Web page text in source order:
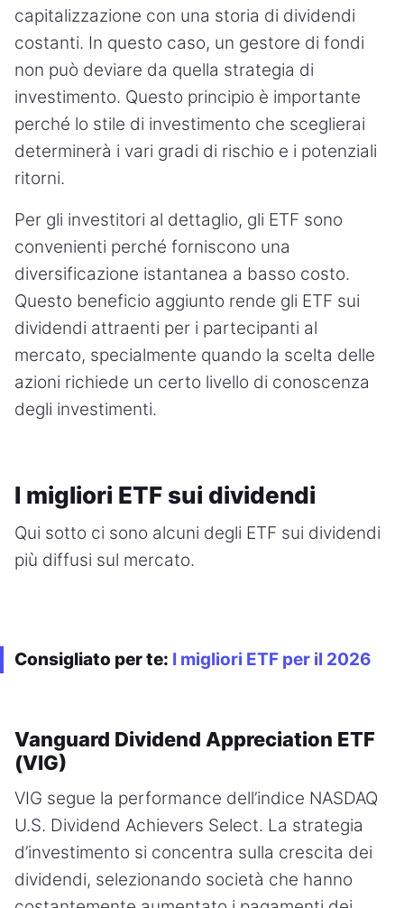
capitalizzazione con una storia di dividendi
costanti. In questo caso, un gestore di fondi
non può deviare da quella strategia di
investimento. Questo principio è importante
perché lo stile di investimento che sceglierai
determinerà i vari gradi di rischio e i potenziali
ritorni.
Per gli investitori al dettaglio, gli ETF sono
convenienti perché forniscono una
diversificazione istantanea a basso costo.
Questo beneficio aggiunto rende gli ETF sui
dividendi attraenti per i partecipanti al
mercato, specialmente quando la scelta delle
azioni richiede un certo livello di conoscenza
degli investimenti.
I migliori ETF sui dividendi
Qui sotto ci sono alcuni degli ETF sui dividendi
più diffusi sul mercato.
Consigliato per te: I migliori ETF per il 2026
Vanguard Dividend Appreciation ETF
(VIG)
VIG segue la performance dell’indice NASDAQ
U.S. Dividend Achievers Select. La strategia
d’investimento si concentra sulla crescita dei
dividendi, selezionando società che hanno